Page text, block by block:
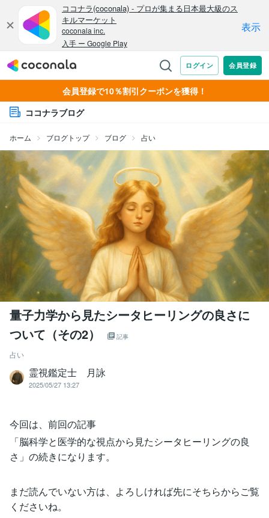
会員登録で10％割引クーポンを獲得！
ココナラブログ
ホーム ブログトップ ブログ 占い
量子力学から見たシータヒーリングの良さに
ついて（その2）
記事
占い
霊視鑑定士 月詠
2025/05/27 13:27
今回は、前回の記事
「脳科学と医学的な視点から見たシータヒーリングの良
さ」の続きになります。
まだ読んでいない方は、よろしければ先にそちらからご覧
くださいね。